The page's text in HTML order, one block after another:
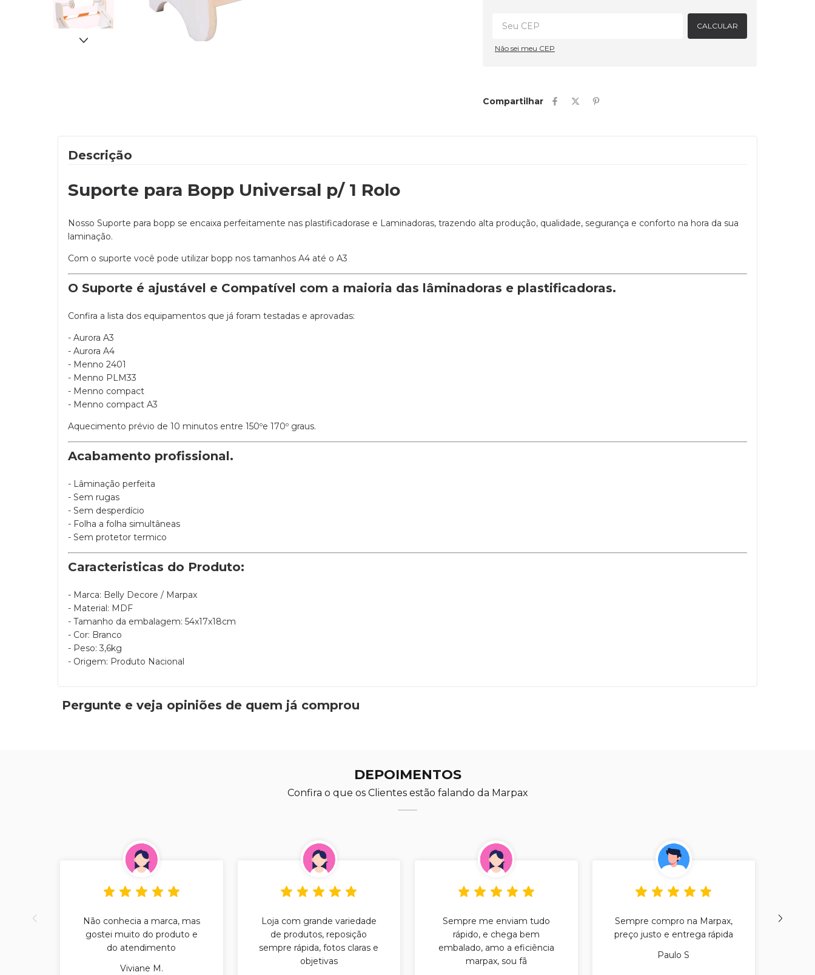
Alterar CEP
CALCULAR
Não sei meu CEP
Compartilhar
Descrição
Suporte para Bopp Universal p/ 1 Rolo
Nosso Suporte para bopp se encaixa perfeitamente nas plastificadorase e Laminadoras, trazendo alta produção, qualidade, segurança e conforto na hora da sua
laminação.
Com o suporte você pode utilizar bopp nos tamanhos A4 até o A3
O Suporte é ajustável e Compatível com a maioria das lâminadoras e plastificadoras.
Confira a lista dos equipamentos que já foram testadas e aprovadas:
- Aurora A3
- Aurora A4
- Menno 2401
- Menno PLM33
- Menno compact
- Menno compact A3
Aquecimento prévio de 10 minutos entre 150ºe 170º graus.
Acabamento profissional.
- Lâminação perfeita
- Sem rugas
- Sem desperdício
- Folha a folha simultâneas
- Sem protetor termico
Caracteristicas do Produto:
- Marca: Belly Decore / Marpax
- Material: MDF
- Tamanho da embalagem: 54x17x18cm
- Cor: Branco
- Peso: 3,6kg
- Origem: Produto Nacional
Pergunte e veja opiniões de quem já comprou
DEPOIMENTOS
Confira o que os Clientes estão falando da Marpax
Não conhecia a marca, mas
gostei muito do produto e
do atendimento
Viviane M.
Loja com grande variedade
de produtos, reposição
sempre rápida, fotos claras e
objetivas
Sempre me enviam tudo
rápido, e chega bem
embalado, amo a eficiência
marpax, sou fã
Sempre compro na Marpax,
preço justo e entrega rápida
Paulo S